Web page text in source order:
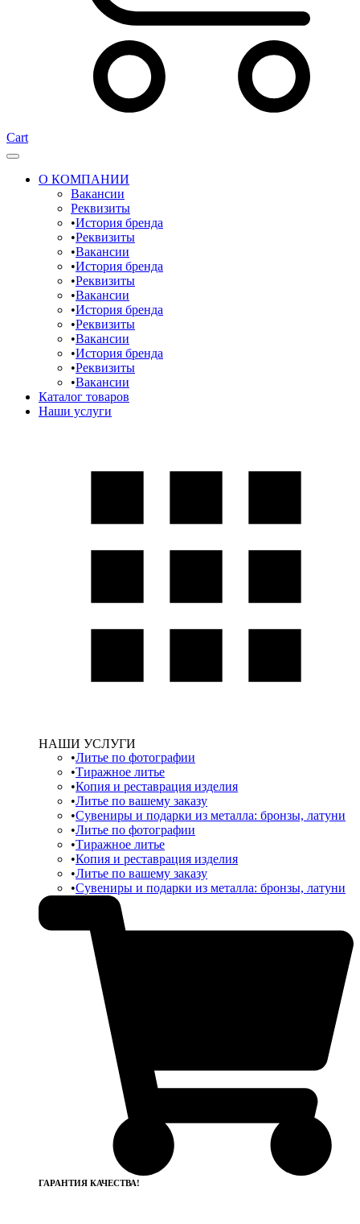
Cart
О КОМПАНИИ
Вакансии
Реквизиты
История бренда
Реквизиты
Вакансии
История бренда
Реквизиты
Вакансии
История бренда
Реквизиты
Вакансии
История бренда
Реквизиты
Вакансии
Каталог товаров
Наши услуги
НАШИ УСЛУГИ
Литье по фотографии
Тиражное литье
Копия и реставрация изделия
Литье по вашему заказу
Сувениры и подарки из металла: бронзы, латуни
Литье по фотографии
Тиражное литье
Копия и реставрация изделия
Литье по вашему заказу
Сувениры и подарки из металла: бронзы, латуни
ГАРАНТИЯ КАЧЕСТВА!